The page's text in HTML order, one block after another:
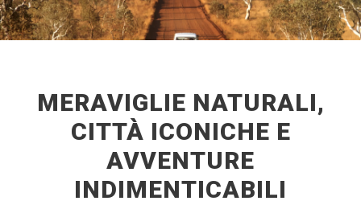
MERAVIGLIE NATURALI,
CITTÀ ICONICHE E
AVVENTURE
INDIMENTICABILI